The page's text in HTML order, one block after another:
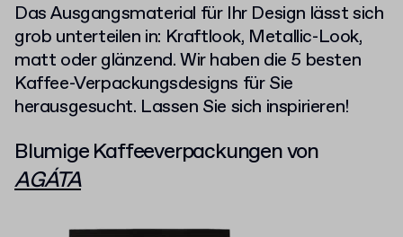
Das Ausgangsmaterial für Ihr Design lässt sich
grob unterteilen in: Kraftlook, Metallic-Look,
matt oder glänzend.Wir haben die 5 besten
Kaffee-Verpackungsdesigns für Sie
herausgesucht. Lassen Sie sich inspirieren!
Blumige Kaffeeverpackungen von
AGÁTA